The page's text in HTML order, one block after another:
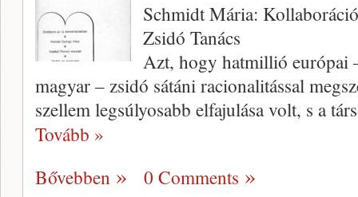
Schmidt Mária:
Zsidó Tanács
Azt, hogy hatmillió európai
magyar – zsidó sátáni racionalitással
szellem legsúlyosabb elfajulása volt, s a
Tovább »
Bővebben
0 Comments